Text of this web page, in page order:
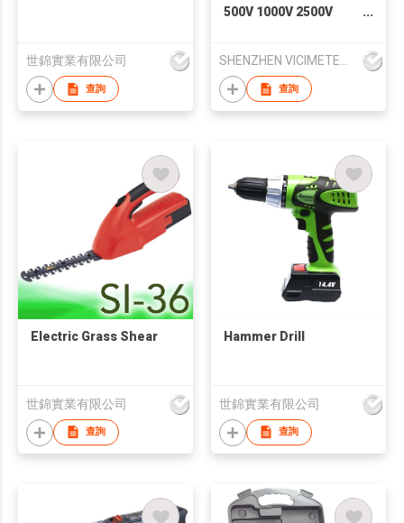
世錦實業有限公司
查詢
500V 1000V 2500V
SHENZHEN VICIMETER TECHNOLOGY CO.,LTD.
查詢
Electric Grass Shear
世錦實業有限公司
查詢
Hammer Drill
世錦實業有限公司
查詢